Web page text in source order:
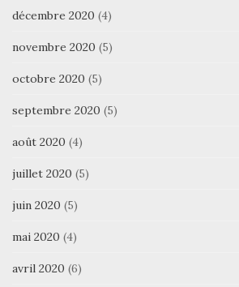
décembre 2020 (4)
novembre 2020 (5)
octobre 2020 (5)
septembre 2020 (5)
août 2020 (4)
juillet 2020 (5)
juin 2020 (5)
mai 2020 (4)
avril 2020 (6)